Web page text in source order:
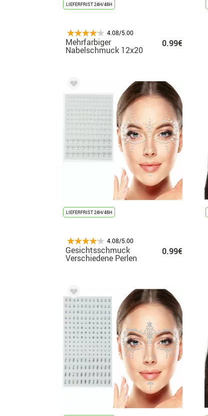
LIEFERFRIST 24H/48H
4.08/5.00
Mehrfarbiger
Nabelschmuck 12x20
0.99€
LIEFERFRIST 24H/48H
4.08/5.00
Gesichtsschmuck
Verschiedene Perlen
0.99€